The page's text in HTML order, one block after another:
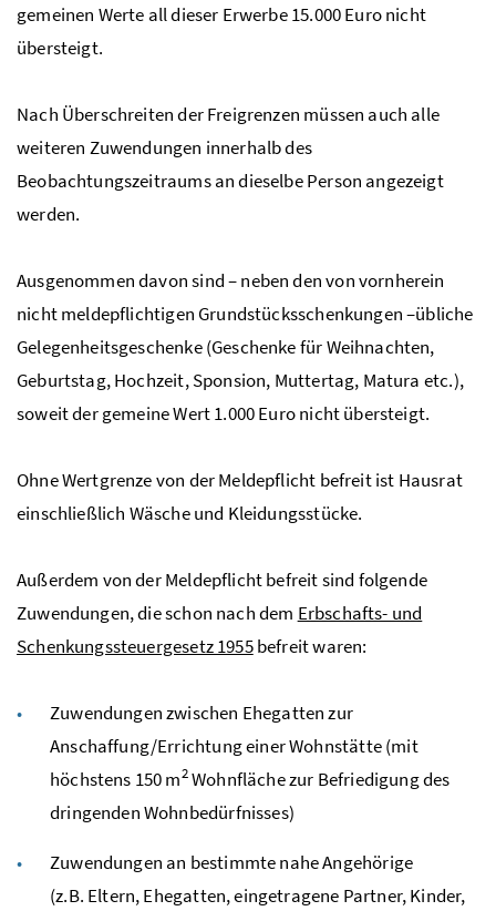
gemeinen Werte all dieser Erwerbe 15.000 Euro nicht
übersteigt.
Nach Überschreiten der Freigrenzen müssen auch alle
weiteren Zuwendungen innerhalb des
Beobachtungszeitraums an dieselbe Person angezeigt
werden.
Ausgenommen davon sind – neben den von vornherein
nicht meldepflichtigen Grundstücksschenkungen –übliche
Gelegenheitsgeschenke (Geschenke für Weihnachten,
Geburtstag, Hochzeit, Sponsion, Muttertag, Matura etc.),
soweit der gemeine Wert 1.000 Euro nicht übersteigt.
Ohne Wertgrenze von der Meldepflicht befreit ist Hausrat
einschließlich Wäsche und Kleidungsstücke.
Außerdem von der Meldepflicht befreit sind folgende
Zuwendungen, die schon nach dem Erbschafts- und
Schenkungssteuergesetz 1955befreit waren:
Zuwendungen zwischen Ehegatten zur
Anschaffung/Errichtung einer Wohnstätte (mit
höchstens 150m2Wohnfläche zur Befriedigung des
dringenden Wohnbedürfnisses)
Zuwendungen an bestimmte nahe Angehörige
(z.B. Eltern, Ehegatten, eingetragene Partner, Kinder,